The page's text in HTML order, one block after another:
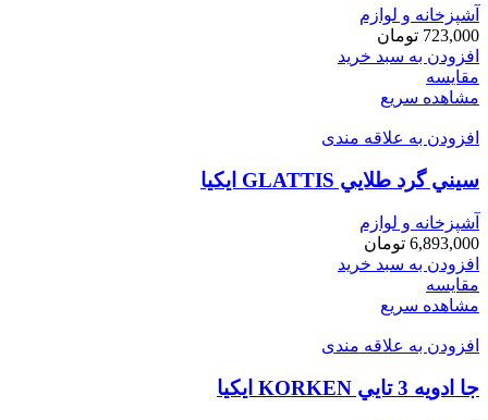
آشپزخانه و لوازم
723,000 تومان
افزودن به سبد خرید
مقایسه
مشاهده سریع
افزودن به علاقه مندی
سيني گرد طلايي GLATTIS ايكيا
آشپزخانه و لوازم
6,893,000 تومان
افزودن به سبد خرید
مقایسه
مشاهده سریع
افزودن به علاقه مندی
جا ادويه 3 تايي KORKEN ايكيا